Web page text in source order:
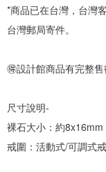
*商品已在台灣，台灣
台灣郵局寄件。
🉐️設計館商品有完整售
尺寸說明-
裸石大小：約8x16mm
戒圍：活動式/可調式